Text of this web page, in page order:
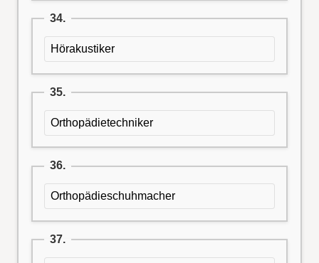
34.
Hörakustiker
35.
Orthopädietechniker
36.
Orthopädieschuhmacher
37.